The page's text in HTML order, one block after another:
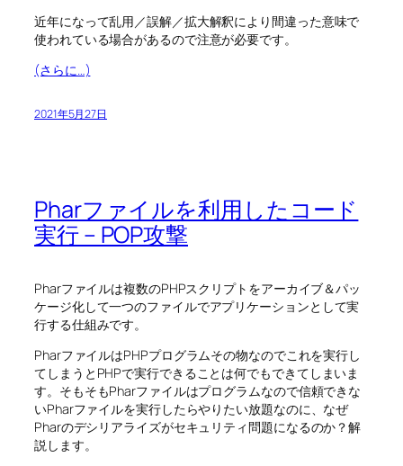
近年になって乱用／誤解／拡大解釈により間違った意味で
使われている場合があるので注意が必要です。
(さらに…)
2021年5月27日
Pharファイルを利用したコード
実行 – POP攻撃
Pharファイルは複数のPHPスクリプトをアーカイブ＆パッ
ケージ化して一つのファイルでアプリケーションとして実
行する仕組みです。
PharファイルはPHPプログラムその物なのでこれを実行し
てしまうとPHPで実行できることは何でもできてしまいま
す。そもそもPharファイルはプログラムなので信頼できな
いPharファイルを実行したらやりたい放題なのに、なぜ
Pharのデシリアライズがセキュリティ問題になるのか？解
説します。